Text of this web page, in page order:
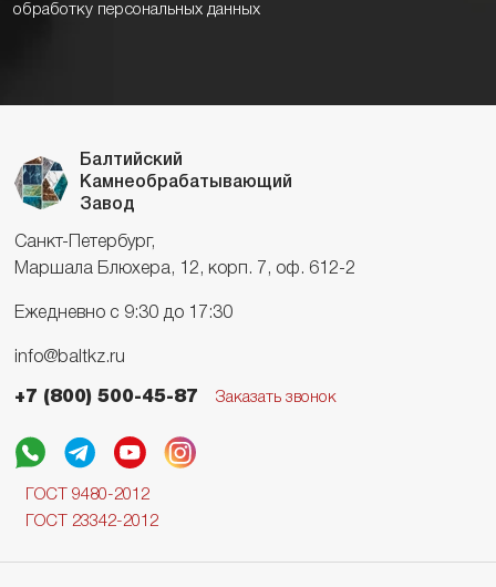
обработку персональных данных
Балтийский
Камнеобрабатывающий
Завод
Санкт-Петербург,
Маршала Блюхера, 12, корп. 7, оф. 612-2
Ежедневно с 9:30 до 17:30
info@baltkz.ru
+7 (800) 500-45-87 Заказать звонок
ГОСТ 9480-2012
ГОСТ 23342-2012